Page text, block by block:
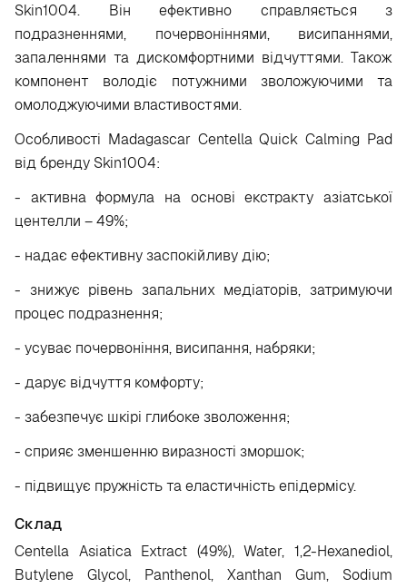
Skin1004. Він ефективно справляється з
подразненнями, почервоніннями, висипаннями,
запаленнями та дискомфортними відчуттями. Також
компонент володіє потужними зволожуючими та
омолоджуючими властивостями.
Особливості Madagascar Centella Quick Calming Pad
від бренду Skin1004:
- активна формула на основі екстракту азіатської
центелли – 49%;
- надає ефективну заспокійливу дію;
- знижує рівень запальних медіаторів, затримуючи
процес подразнення;
- усуває почервоніння, висипання, набряки;
- дарує відчуття комфорту;
- забезпечує шкірі глибоке зволоження;
- сприяє зменшенню виразності зморшок;
- підвищує пружність та еластичність епідермісу.
Склад
Centella Asiatica Extract (49%), Water, 1,2-Hexanediol,
Butylene Glycol, Panthenol, Xanthan Gum, Sodium